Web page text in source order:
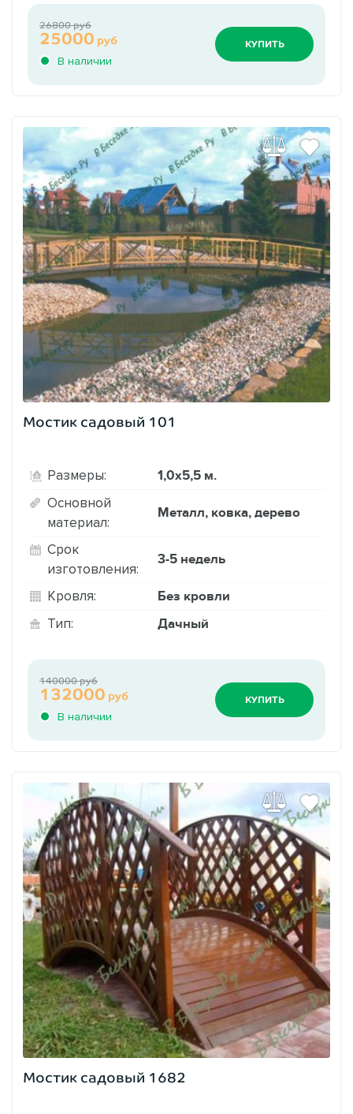
В наличии
25000 руб
26800 руб
КУПИТЬ
Мостик садовый 101
Размеры: 1,0х5,5 м.
Основной
материал:
Металл, ковка, дерево
Срок
изготовления:
3-5 недель
Кровля: Без кровли
Тип: Дачный
В наличии
132000 руб
140000 руб
КУПИТЬ
Мостик садовый 1682